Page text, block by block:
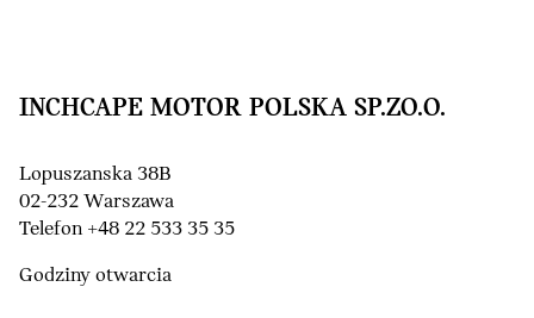
INCHCAPE MOTOR POLSKA SP.ZO.O.
Lopuszanska 38B
02-232 Warszawa
Telefon +48 22 533 35 35
Godziny otwarcia